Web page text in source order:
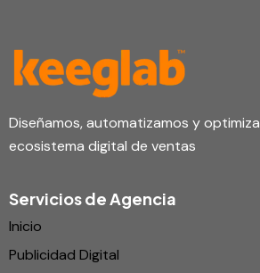
Diseñamos, automatizamos y
ecosistema digital de ventas
Servicios de Agencia
Inicio
Publicidad Digital